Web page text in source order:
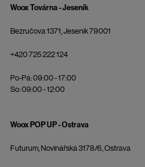
Woox Továrna - Jeseník
Bezručova 1371, Jeseník 79001
+420 725 222 124
Po-Pá: 09:00 - 17:00
So: 09:00 - 12:00
Woox POP UP - Ostrava
Futurum, Novinářská 3178/6, Ostrava